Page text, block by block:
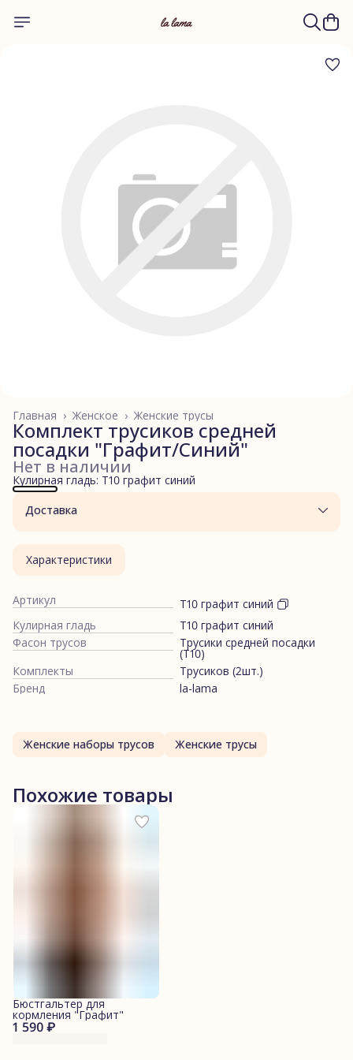
Женские трусы
Женское ›
Главная ›
Комплект трусиков средней
посадки "Графит/Синий"
Нет в наличии
Кулирная гладь: Т10 графит синий
Доставка
Характеристики
Артикул
Т10 графит синий
Кулирная гладь
Т10 графит синий
Фасон трусов
Трусики средней посадки
(Т10)
Комплекты
Трусиков (2шт.)
Бренд
la-lama
Женские наборы трусов Женские трусы
Похожие товары
1 590 ₽
Бюстгальтер для
кормления "Графит"